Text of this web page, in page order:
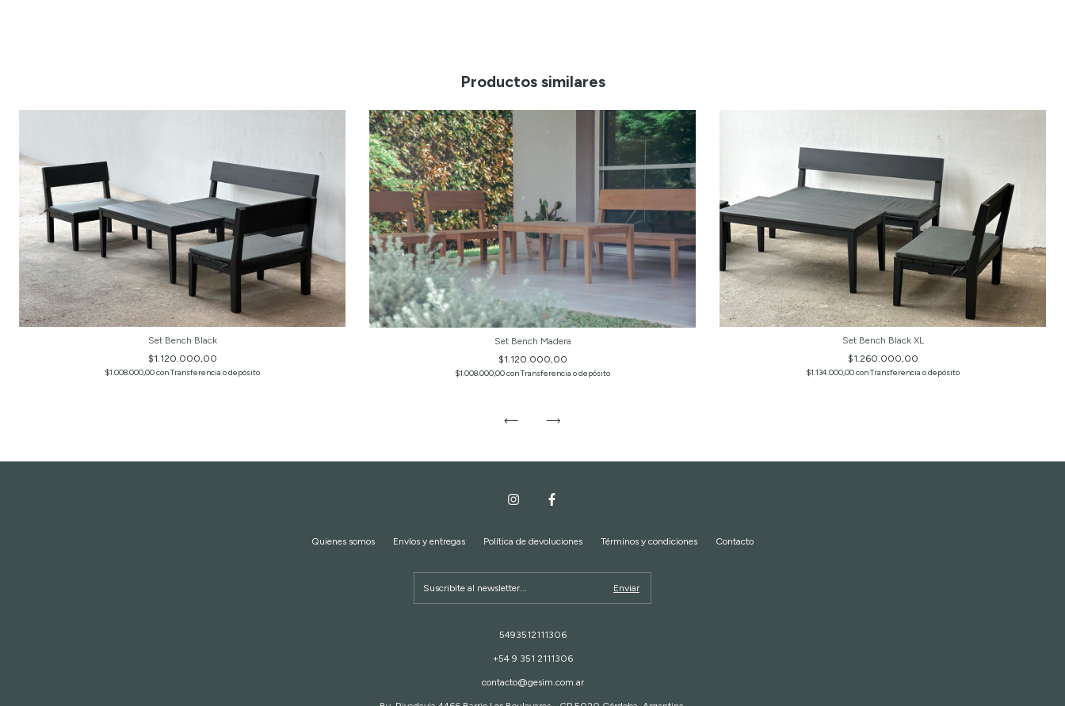
Productos similares
Set Bench Black
$1.120.000,00
$1.008.000,00conTransferencia o depósito
Set Bench Madera
$1.120.000,00
$1.008.000,00conTransferencia o depósito
Set Bench Black XL
$1.260.000,00
$1.134.000,00conTransferencia o depósito
Quienes somos Envíos y entregas Política de devoluciones Términos y condiciones Contacto
5493512111306
+54 9 351 2111306
contacto@gesim.com.ar